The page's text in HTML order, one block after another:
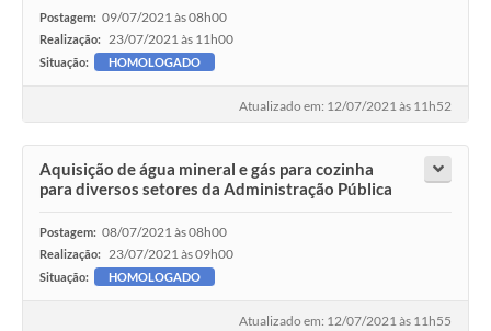
Postagem: 09/07/2021 às 08h00
Realização: 23/07/2021 às 11h00
Situação: HOMOLOGADO
Atualizado em: 12/07/2021 às 11h52
Aquisição de água mineral e gás para cozinha
para diversos setores da Administração Pública
Postagem: 08/07/2021 às 08h00
Realização: 23/07/2021 às 09h00
Situação: HOMOLOGADO
Atualizado em: 12/07/2021 às 11h55